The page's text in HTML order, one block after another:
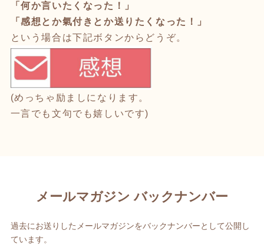
「何か言いたくなった！」
「感想とか氣付きとか送りたくなった！」
という場合は下記ボタンからどうぞ。
(めっちゃ励ましになります。
一言でも文句でも嬉しいです)
メールマガジン バックナンバー
過去にお送りしたメールマガジンをバックナンバーとして公開し
ています。